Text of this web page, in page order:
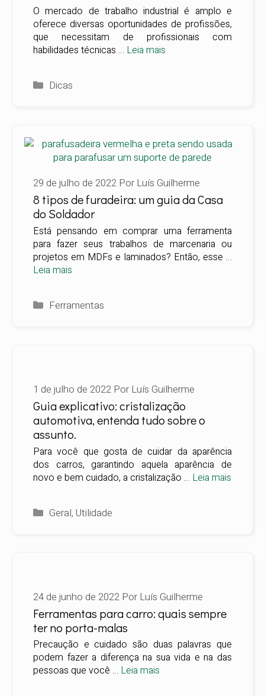
O mercado de trabalho industrial é amplo e
oferece diversas oportunidades de profissões,
que necessitam de profissionais com
habilidades técnicas … Leia mais
Categorias
Dicas
8 tipos de furadeira: um guia da Casa
do Soldador
29 de julho de 2022 Por Luís Guilherme
Está pensando em comprar uma ferramenta
para fazer seus trabalhos de marcenaria ou
projetos em MDFs e laminados? Então, esse …
Leia mais
Categorias
Ferramentas
Guia explicativo: cristalização
automotiva, entenda tudo sobre o
assunto.
1 de julho de 2022 Por Luís Guilherme
Para você que gosta de cuidar da aparência
dos carros, garantindo aquela aparência de
novo e bem cuidado, a cristalização … Leia mais
Categorias
Geral,Utilidade
Ferramentas para carro: quais sempre
ter no porta-malas
24 de junho de 2022 Por Luís Guilherme
Precaução e cuidado são duas palavras que
podem fazer a diferença na sua vida e na das
pessoas que você … Leia mais